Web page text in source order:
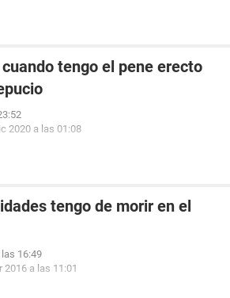
tengo el pene erecto
2020 a las 01:08
tengo de morir en el
16:49
2016 a las 11:01